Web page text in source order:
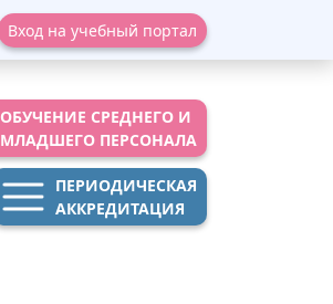
Вход на учебный портал
ОБУЧЕНИЕ СРЕДНЕГО И
МЛАДШЕГО ПЕРСОНАЛА
ПЕРИОДИЧЕСКАЯ
АККРЕДИТАЦИЯ